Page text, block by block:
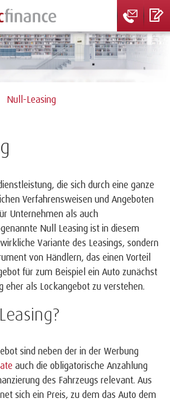
Null-Leasing
die sich durch eine ganze
Verfahrensweisen und Angeboten
Unternehmen als auch
Null Leasing ist in diesem
Variante des Leasings, sondern
von Händlern, das einen Vorteil
für zum Beispiel ein Auto zunächst
eher als Lockangebot zu verstehen.
sind neben der in der Werbung
auch die obligatorische Anzahlung
des Fahrzeugs relevant. Aus
sich ein Preis, zu dem das Auto dem